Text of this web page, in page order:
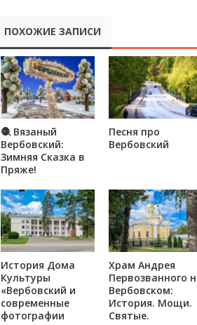
ПОХОЖИЕ ЗАПИСИ
🧶 Вязаный
Вербовский:
Зимняя Сказка в
Пряже!
Песня про
Вербовский
История Дома
Культуры
«Вербовский и
современные
фотографии
Храм Андрея
Первозванного
Вербовском:
История. Мощи.
Святые.